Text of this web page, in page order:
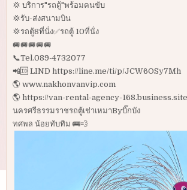
💢 บริการ"รถตู้"พร้อมคนขับ
💢รับ-ส่งสนามบิน
💢รถตู้8ที่นั่ง✅รถตู้ 10ที่นั่ง
🚐🚐🚐🚐🚐
📞Tel.089-4732077
📲🆔 LIND https://line.me/ti/p/JCW6OSy7Mh
🌎 www.nakhonvanvip.com
🌎 https://van-rental-agency-
นครศรีธรรมราชรถตู้เช่าเหมาByบิ๊กบัง
ทศพล น้อยทับทิม 🚌💨